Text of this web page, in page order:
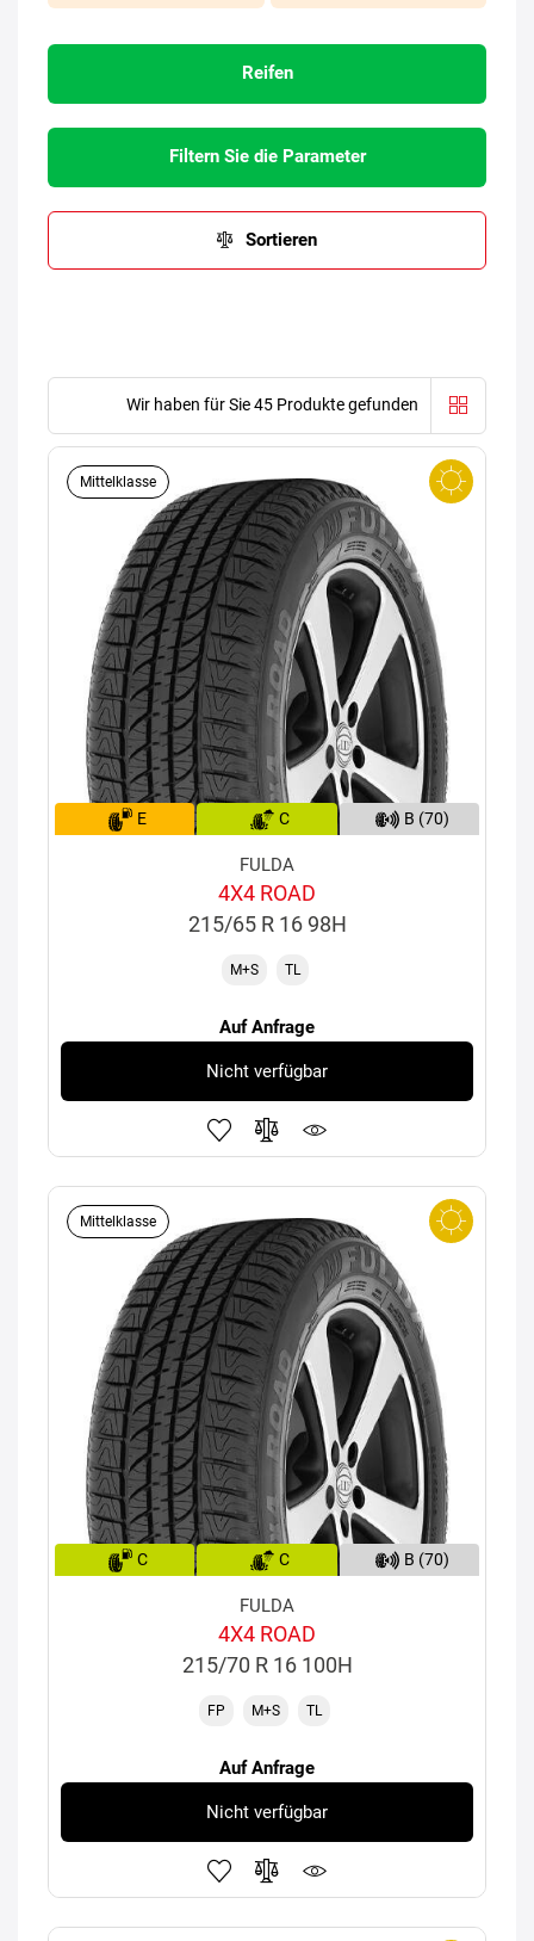
Reifen
Filtern Sie die Parameter
Sortieren
Wir haben für Sie 45 Produkte gefunden
Mittelklasse
E C B (70)
FULDA
4X4 ROAD
215/65 R 16 98H
M+S TL
Auf Anfrage
Nicht verfügbar
Mittelklasse
C C B (70)
FULDA
4X4 ROAD
215/70 R 16 100H
FP M+S TL
Auf Anfrage
Nicht verfügbar